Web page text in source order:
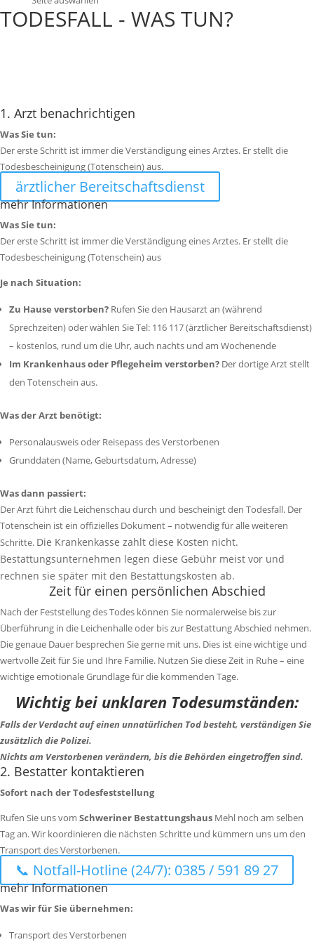
TODESFALL - WAS TUN?
1. Arzt benachrichtigen
Was Sie tun:
Der erste Schritt ist immer die Verständigung eines Arztes. Er stellt die
Todesbescheinigung (Totenschein) aus.
ärztlicher Bereitschaftsdienst
mehr Informationen
Was Sie tun:
Der erste Schritt ist immer die Verständigung eines Arztes. Er stellt die
Todesbescheinigung (Totenschein) aus
Je nach Situation:
Zu Hause verstorben? Rufen Sie den Hausarzt an (während
Sprechzeiten) oder wählen Sie Tel: 116 117 (ärztlicher Bereitschaftsdienst)
– kostenlos, rund um die Uhr, auch nachts und am Wochenende
Im Krankenhaus oder Pflegeheim verstorben? Der dortige Arzt stellt
den Totenschein aus.
Was der Arzt benötigt:
Personalausweis oder Reisepass des Verstorbenen
Grunddaten (Name, Geburtsdatum, Adresse)
Was dann passiert:
Der Arzt führt die Leichenschau durch und bescheinigt den Todesfall. Der
Totenschein ist ein offizielles Dokument – ​​notwendig für alle weiteren
Schritte. Die Krankenkasse zahlt diese Kosten nicht.
Bestattungsunternehmen legen diese Gebühr meist vor und
rechnen sie später mit den Bestattungskosten ab.
Zeit für einen persönlichen Abschied
Nach der Feststellung des Todes können Sie normalerweise bis zur
Überführung in die Leichenhalle oder bis zur Bestattung Abschied nehmen.
Die genaue Dauer besprechen Sie gerne mit uns. Dies ist eine wichtige und
wertvolle Zeit für Sie und Ihre Familie. Nutzen Sie diese Zeit in Ruhe – eine
wichtige emotionale Grundlage für die kommenden Tage.
Wichtig bei unklaren Todesumständen:
Falls der Verdacht auf einen unnatürlichen Tod besteht, verständigen Sie
zusätzlich die Polizei.
Nichts am Verstorbenen verändern, bis die Behörden eingetroffen sind.
2. Bestatter kontaktieren
Sofort nach der Todesfeststellung
Rufen Sie uns vom Schweriner Bestattungshaus Mehl noch am selben
Tag an. Wir koordinieren die nächsten Schritte und kümmern uns um den
Transport des Verstorbenen.
📞 Notfall-Hotline (24/7): 0385 / 591 89 27
mehr Informationen
Was wir für Sie übernehmen:
Transport des Verstorbenen